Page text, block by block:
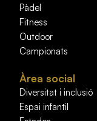
Pàdel
Fitness
Outdoor
Campionats
Àrea social
Diversitat i inclusió
Espai infantil